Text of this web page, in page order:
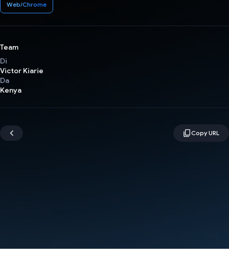
Web/Chrome
Team
Di
Victor Kiarie
Da
Kenya